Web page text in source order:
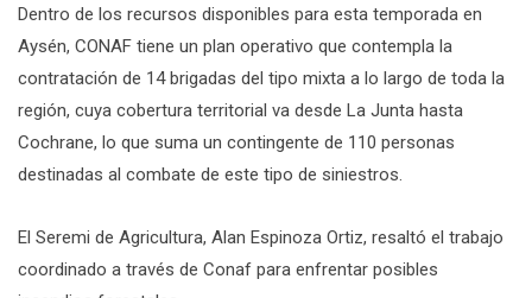
Dentro de los recursos disponibles para esta temporada en
Aysén, CONAF tiene un plan operativo que contempla la
contratación de 14 brigadas del tipo mixta a lo largo de toda la
región, cuya cobertura territorial va desde La Junta hasta
Cochrane, lo que suma un contingente de 110 personas
destinadas al combate de este tipo de siniestros.
El Seremi de Agricultura, Alan Espinoza Ortiz, resaltó el trabajo
coordinado a través de Conaf para enfrentar posibles